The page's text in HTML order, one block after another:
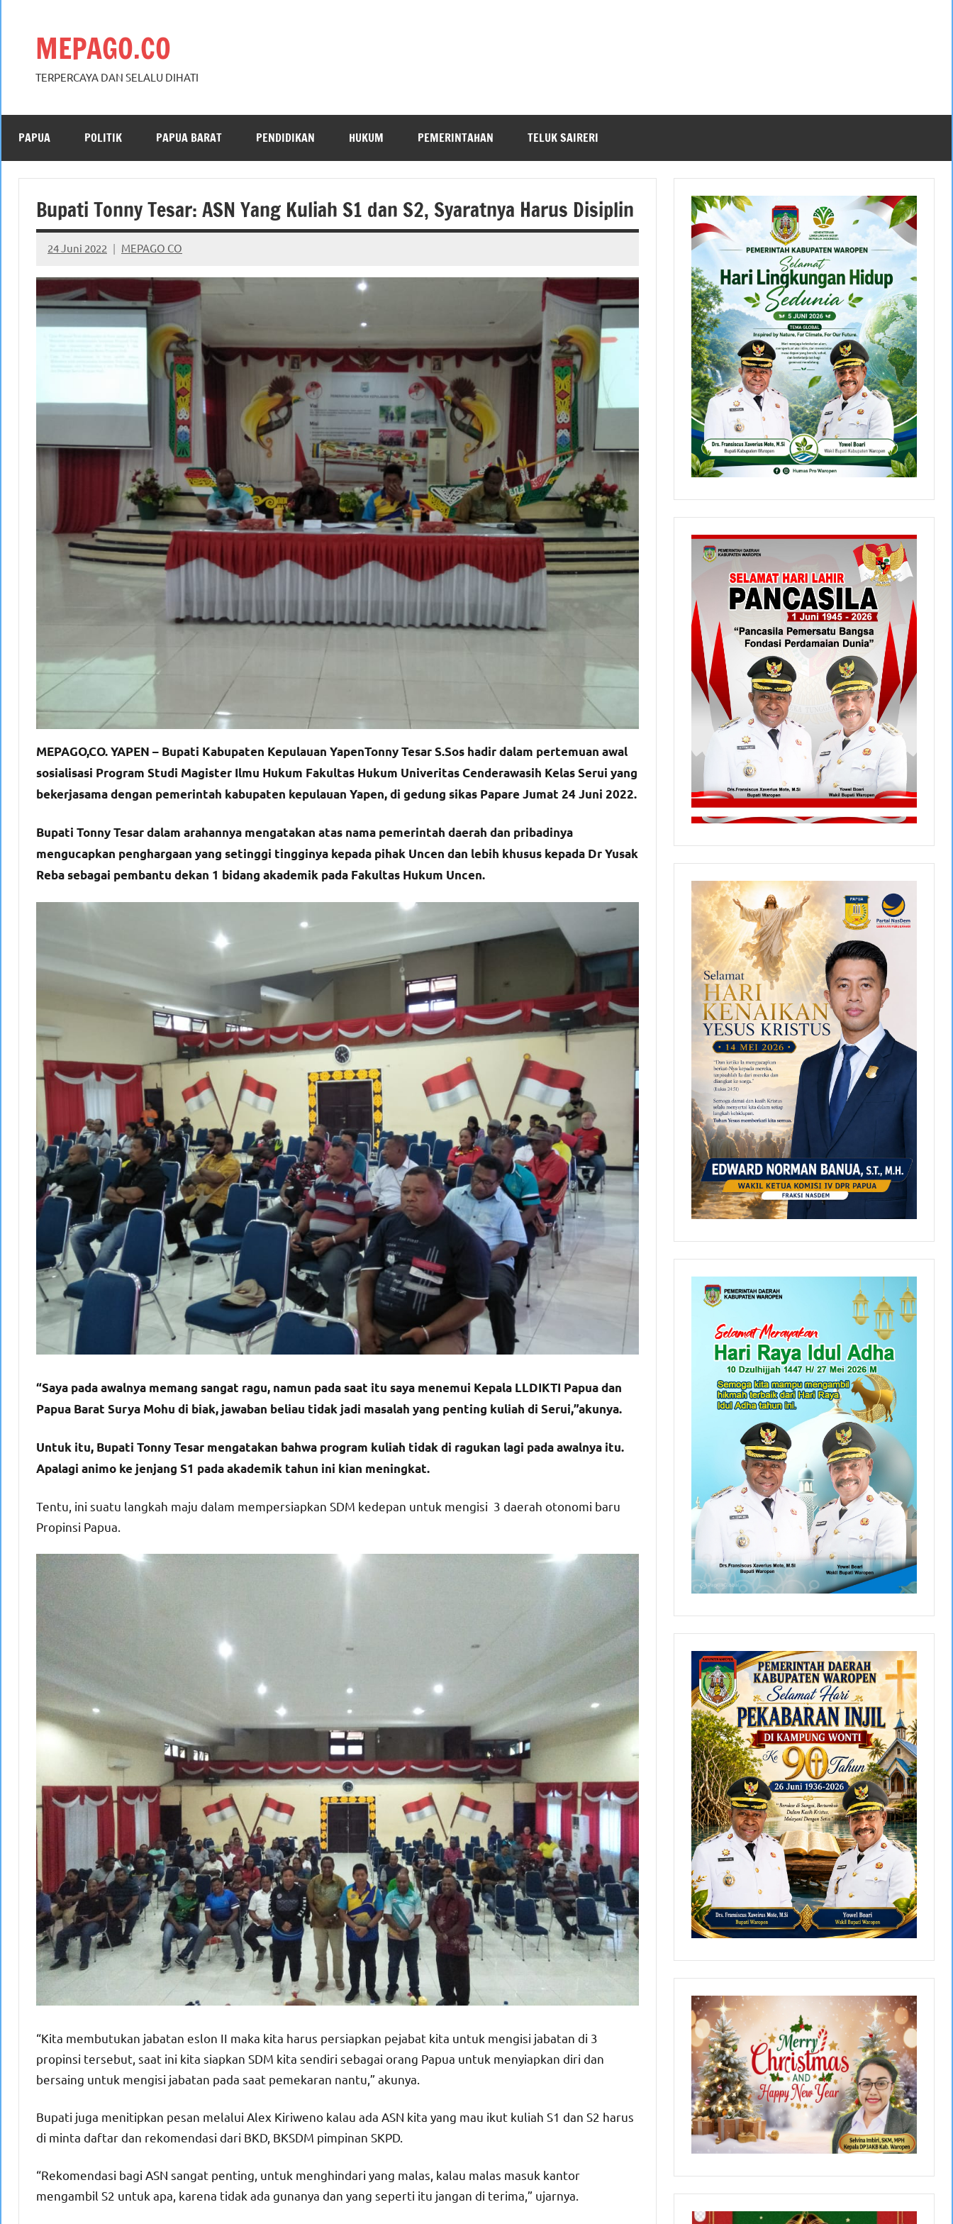
MEPAGO.CO
TERPERCAYA DAN SELALU DIHATI
PAPUA POLITIK PAPUA BARAT PENDIDIKAN HUKUM PEMERINTAHAN TELUK SAIRERI
Bupati Tonny Tesar: ASN Yang Kuliah S1 dan S2, Syaratnya Harus Disiplin
24 Juni 2022 MEPAGO CO
No
comments
MEPAGO,CO. YAPEN – Bupati Kabupaten Kepulauan YapenTonny Tesar S.Sos hadir dalam pertemuan awal
sosialisasi Program Studi Magister Ilmu Hukum Fakultas Hukum Univeritas Cenderawasih Kelas Serui yang
bekerjasama dengan pemerintah kabupaten kepulauan Yapen, di gedung sikas Papare Jumat 24 Juni 2022.
Bupati Tonny Tesar dalam arahannya mengatakan atas nama pemerintah daerah dan pribadinya
mengucapkan penghargaan yang setinggi tingginya kepada pihak Uncen dan lebih khusus kepada Dr Yusak
Reba sebagai pembantu dekan 1 bidang akademik pada Fakultas Hukum Uncen.
“Saya pada awalnya memang sangat ragu, namun pada saat itu saya menemui Kepala LLDIKTI Papua dan
Papua Barat Surya Mohu di biak, jawaban beliau tidak jadi masalah yang penting kuliah di Serui,”akunya.
Untuk itu, Bupati Tonny Tesar mengatakan bahwa program kuliah tidak di ragukan lagi pada awalnya itu.
Apalagi animo ke jenjang S1 pada akademik tahun ini kian meningkat.
Tentu, ini suatu langkah maju dalam mempersiapkan SDM kedepan untuk mengisi 3 daerah otonomi baru
Propinsi Papua.
“Kita membutukan jabatan eslon II maka kita harus persiapkan pejabat kita untuk mengisi jabatan di 3
propinsi tersebut, saat ini kita siapkan SDM kita sendiri sebagai orang Papua untuk menyiapkan diri dan
bersaing untuk mengisi jabatan pada saat pemekaran nantu,” akunya.
Bupati juga menitipkan pesan melalui Alex Kiriweno kalau ada ASN kita yang mau ikut kuliah S1 dan S2 harus
di minta daftar dan rekomendasi dari BKD, BKSDM pimpinan SKPD.
“Rekomendasi bagi ASN sangat penting, untuk menghindari yang malas, kalau malas masuk kantor
mengambil S2 untuk apa, karena tidak ada gunanya dan yang seperti itu jangan di terima,” ujarnya.